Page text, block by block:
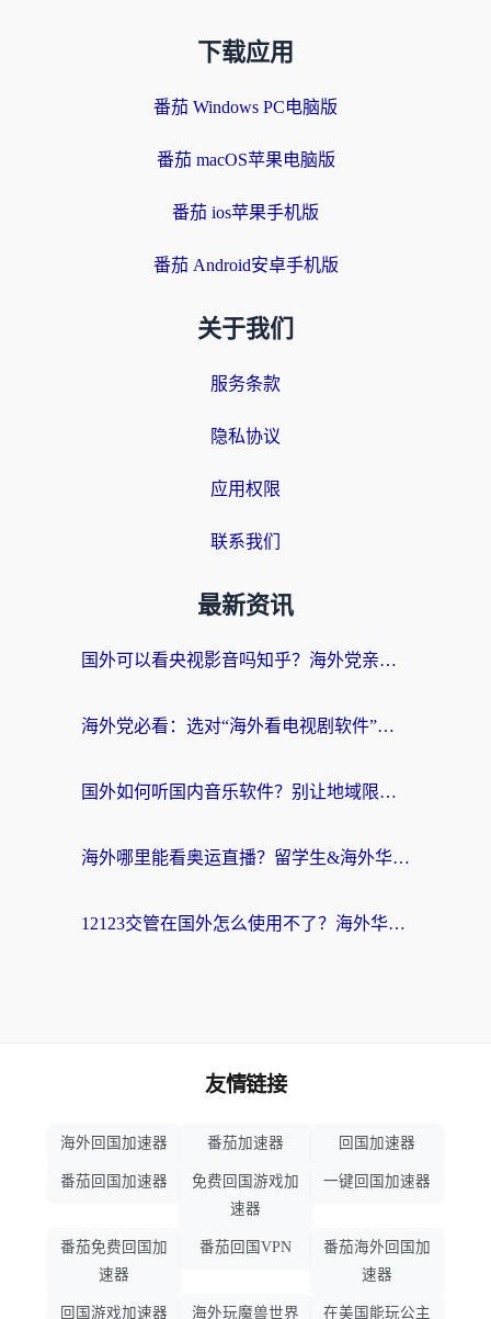
下载应用
番茄 Windows PC电脑版
番茄 macOS苹果电脑版
番茄 ios苹果手机版
番茄 Android安卓手机版
关于我们
服务条款
隐私协议
应用权限
联系我们
最新资讯
国外可以看央视影音吗知乎？海外党亲测有效的回国加速方案
海外党必看：选对“海外看电视剧软件”，再也不用愁国内剧刷不了
国外如何听国内音乐软件？别让地域限制，断了你的中文歌单
海外哪里能看奥运直播？留学生&海外华人必看的体育赛事观赛终极指南
12123交管在国外怎么使用不了？海外华人必看的无缝访问国内资源指南
友情链接
海外回国加速器 番茄加速器 回国加速器
番茄回国加速器
免费回国游戏加
速器
一键回国加速器
番茄免费回国加
速器
番茄回国VPN
番茄海外回国加
速器
回国游戏加速器 海外玩魔兽世界 在美国能玩公主